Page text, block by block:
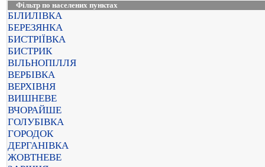
Фільтр по населених пунктах
БІЛИЛІВКА
БЕРЕЗЯНКА
БИСТРІЇВКА
БИСТРИК
ВІЛЬНОПІЛЛЯ
ВЕРБІВКА
ВЕРХІВНЯ
ВИШНЕВЕ
ВЧОРАЙШЕ
ГОЛУБІВКА
ГОРОДОК
ДЕРГАНІВКА
ЖОВТНЕВЕ